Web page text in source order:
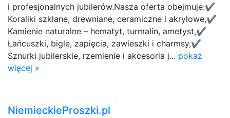
i profesjonalnych jubilerów.Nasza oferta obejmuje:✔
Koraliki szklane, drewniane, ceramiczne i akrylowe,✔
Kamienie naturalne – hematyt, turmalin, ametyst,✔
Łańcuszki, bigle, zapięcia, zawieszki i charmsy,✔
Sznurki jubilerskie, rzemienie i akcesoria j... pokaż
więcej »
NiemieckieProszki.pl